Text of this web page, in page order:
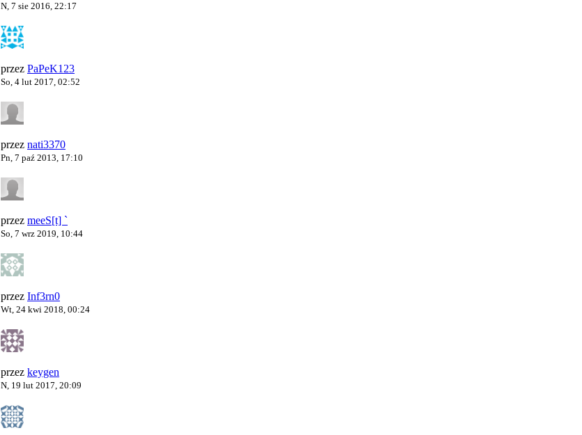
N, 7 sie 2016, 22:17
przez PaPeK123
So, 4 lut 2017, 02:52
przez nati3370
Pn, 7 paź 2013, 17:10
przez meeS[t] `
So, 7 wrz 2019, 10:44
przez Inf3rn0
Wt, 24 kwi 2018, 00:24
przez keygen
N, 19 lut 2017, 20:09